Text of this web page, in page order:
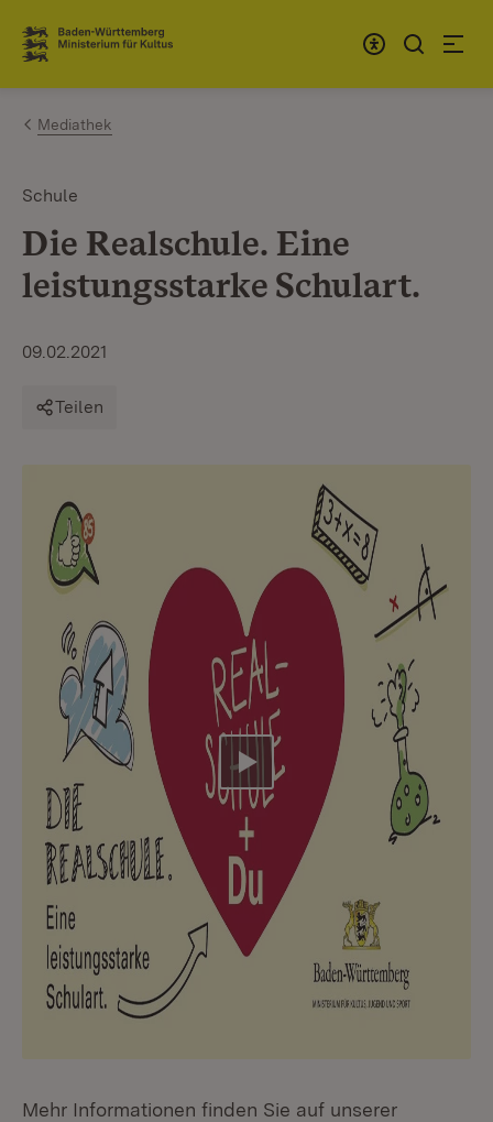
Zum Inhalt springen
Link zur Startseite
Mediathek
Schule
Die Realschule. Eine
leistungsstarke Schulart.
09.02.2021
Teilen
Video abspielen
Mehr Informationen finden Sie auf unserer